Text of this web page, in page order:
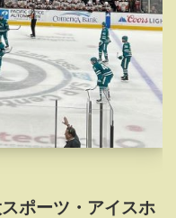
ポーツ・アイスホ